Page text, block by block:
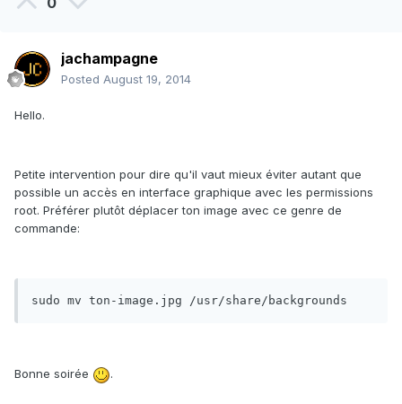
jachampagne
Posted August 19, 2014
Hello.
Petite intervention pour dire qu'il vaut mieux éviter autant que
possible un accès en interface graphique avec les permissions
root. Préférer plutôt déplacer ton image avec ce genre de
commande:
sudo mv ton-image.jpg /usr/share/backgrounds
Bonne soirée .